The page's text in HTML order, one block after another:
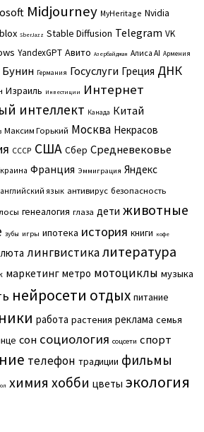
Midjourney MyHeritage Nvidia
SberJazz Stable Diffusion Telegram VK
YandexGPT Авито Азербайджан Алиса AI Армения
Бунин Германия Госуслуги Греция ДНК
Израиль Инвестиции Интернет
интеллект Канада Китай
Максим Горький Москва Некрасов
СССР США Сбер Средневековье
Франция Эммиграция Яндекс
английский язык антивирус безопасность
генеалогия глаза дети животные
зубы игры ипотека история книги кофе
лингвистикалитература
маркетинг метро мотоциклы музыка
нейросети отдых питание
работа растения реклама семья
сон социология соцсети спорт
телефон традиции фильмы
химия хобби цветы экология